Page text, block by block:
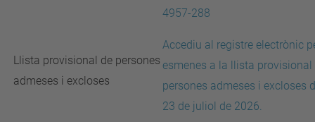
Llista provisional de persones
admeses i excloses
4957-288
Accediu al registre electrònic
esmenes a la llista provisional
persones admeses i excloses
23 de juliol de 2026.